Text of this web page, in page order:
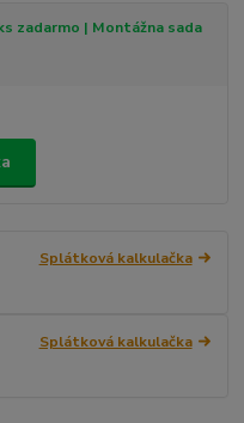
zadarmo | Montážna sada
Splátková kalkulačka
Splátková kalkulačka